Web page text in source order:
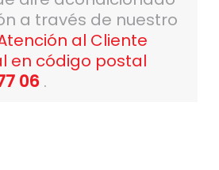
a través de nuestro
al Cliente
en código postal
06 .